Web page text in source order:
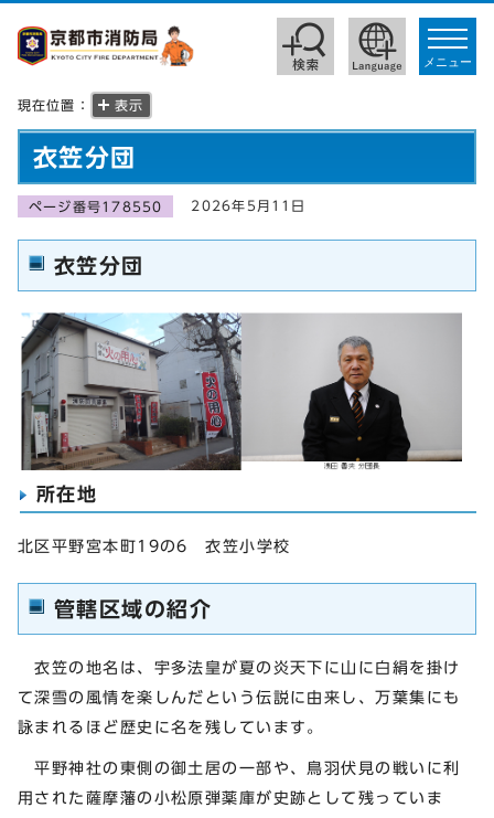
toggle
メニュー
現在位置： 表示
衣笠分団
ページ番号178550 2026年5月11日
衣笠分団
所在地
北区平野宮本町19の6 衣笠小学校
管轄区域の紹介
衣笠の地名は、宇多法皇が夏の炎天下に山に白絹を掛け
て深雪の風情を楽しんだという伝説に由来し、万葉集にも
詠まれるほど歴史に名を残しています。
平野神社の東側の御土居の一部や、鳥羽伏見の戦いに利
用された薩摩藩の小松原弾薬庫が史跡として残っていま